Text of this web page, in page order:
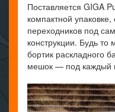
Поставляется GIGA
компактной
переходников под
конструкции. Будь
бортик раскладного
мешок — под каждый